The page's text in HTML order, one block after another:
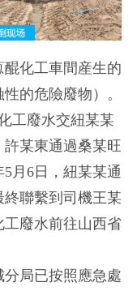
化工車間産生的
的危險廢物）。
工廢水交紐某某
某東通過桑某旺
月6日，紐某某通
聯繫到司機王某
工廢水前往山西省
局已按照應急處